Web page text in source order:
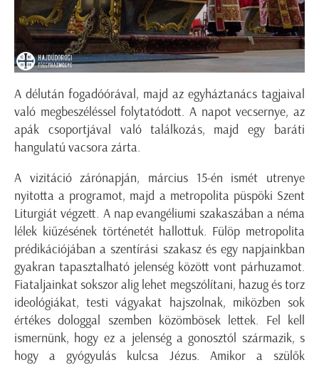
A délután fogadóórával, majd az egyháztanács tagjaival
való megbeszéléssel folytatódott. A napot vecsernye, az
apák csoportjával való találkozás, majd egy baráti
hangulatú vacsora zárta.
A vizitáció zárónapján, március 15-én ismét utrenye
nyitotta a programot, majd a metropolita püspöki Szent
Liturgiát végzett. A nap evangéliumi szakaszában a néma
lélek kiűzésének történetét hallottuk. Fülöp metropolita
prédikációjában a szentírási szakasz és egy napjainkban
gyakran tapasztalható jelenség között vont párhuzamot.
Fiataljainkat sokszor alig lehet megszólítani, hazug és torz
ideológiákat, testi vágyakat hajszolnak, miközben sok
értékes dologgal szemben közömbösek lettek. Fel kell
ismernünk, hogy ez a jelenség a gonosztól származik, s
hogy a gyógyulás kulcsa Jézus. Amikor a szülők